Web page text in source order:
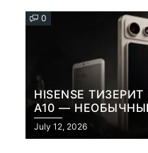
0
HISENSE
A10 —
INK-ЭКРАНОМ И
ПАНЕЛЬЮ ДЛЯ
July 12, 2026